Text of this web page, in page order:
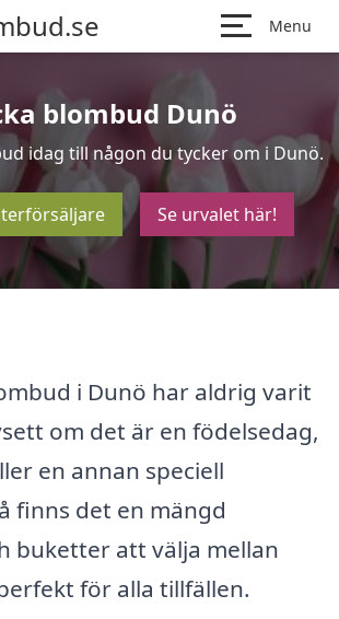
Menu
blombud Dunö
idag till någon du tycker om i Dunö.
Se urvalet här!
i Dunö har aldrig varit
om det är en födelsedag,
en annan speciell
finns det en mängd
buketter att välja mellan
för alla tillfällen.